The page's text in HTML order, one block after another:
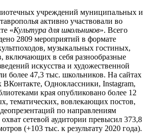
учреждений муниципальных и
активно участвовали во
«Культура для школьников». Всего
2809 мероприятий в формате
музыкальных гостиных,
включающих в себя разнообразные
искусства и художественной
более 47,3 тыс. школьников. На сайтах
ВКонтакте, Одноклассники, Instagram,
края опубликовано более 12
тематических, вовлекающих постов,
по направлениям
сетевой аудитории превысил 373,8
(+103 тыс. к результату 2020 года).